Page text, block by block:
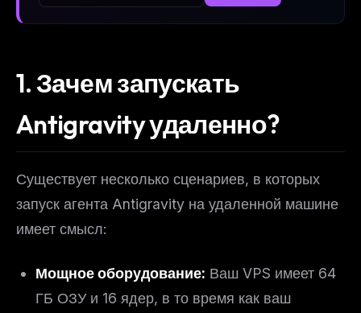
1. Зачем запускать
Antigravity удаленно?
Существует несколько сценариев, в которых
запуск агента Antigravity на удаленной машине
имеет смысл:
Мощное оборудование: Ваш VPS имеет 64
ГБ ОЗУ и 16 ядер, в то время как ваш